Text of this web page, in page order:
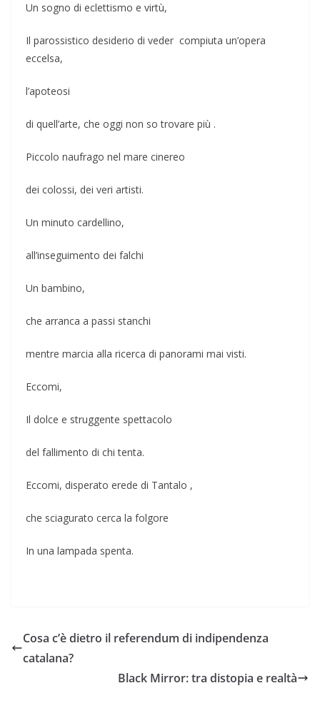
Un sogno di eclettismo e virtù,
Il parossistico desiderio di veder compiuta un’opera
eccelsa,
l’apoteosi
di quell’arte, che oggi non so trovare più .
Piccolo naufrago nel mare cinereo
dei colossi, dei veri artisti.
Un minuto cardellino,
all’inseguimento dei falchi
Un bambino,
che arranca a passi stanchi
mentre marcia alla ricerca di panorami mai visti.
Eccomi,
Il dolce e struggente spettacolo
del fallimento di chi tenta.
Eccomi, disperato erede di Tantalo ,
che sciagurato cerca la folgore
In una lampada spenta.
Cosa c’è dietro il referendum di indipendenza
catalana?
Black Mirror: tra distopia e realtà